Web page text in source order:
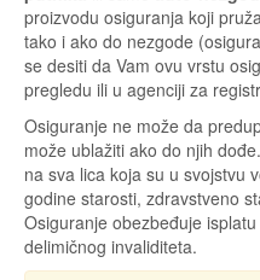
proizvodu osiguranja koji
tako i ako do nezgode
se desiti da Vam ovu vrstu
pregledu ili u agenciji za
Osiguranje ne može da
može ublažiti ako do njih
na sva lica koja su u svojstvu
godine starosti, zdravstveno
Osiguranje obezbeđuje
delimičnog invaliditeta.